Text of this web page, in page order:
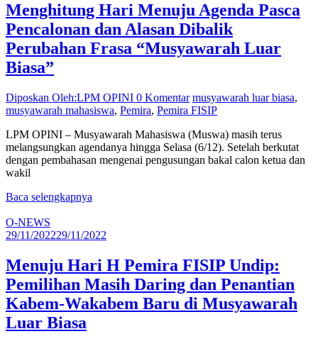
Menghitung Hari Menuju Agenda Pasca
Pencalonan dan Alasan Dibalik
Perubahan Frasa “Musyawarah Luar
Biasa”
Diposkan Oleh:LPM OPINI 0 Komentar musyawarah luar biasa,
musyawarah mahasiswa, Pemira, Pemira FISIP
LPM OPINI – Musyawarah Mahasiswa (Muswa) masih terus
melangsungkan agendanya hingga Selasa (6/12). Setelah berkutat
dengan pembahasan mengenai pengusungan bakal calon ketua dan
wakil
Baca selengkapnya
O-NEWS
29/11/202229/11/2022
Menuju Hari H Pemira FISIP Undip:
Pemilihan Masih Daring dan Penantian
Kabem-Wakabem Baru di Musyawarah
Luar Biasa